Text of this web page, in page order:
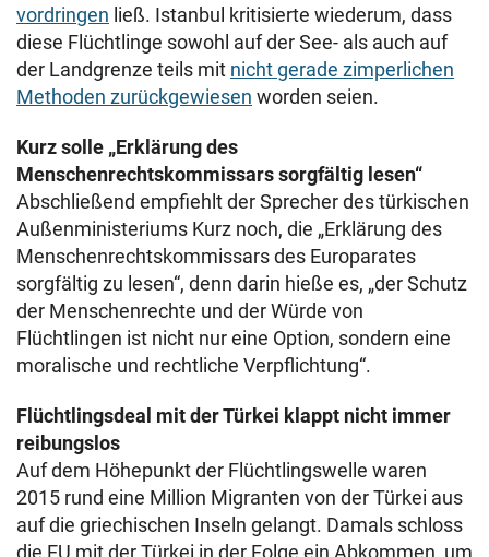
vordringen ließ. Istanbul kritisierte wiederum, dass
diese Flüchtlinge sowohl auf der See- als auch auf
der Landgrenze teils mit nicht gerade zimperlichen
Methoden zurückgewiesen worden seien.
Kurz solle „Erklärung des
Menschenrechtskommissars sorgfältig lesen“
Abschließend empfiehlt der Sprecher des türkischen
Außenministeriums Kurz noch, die „Erklärung des
Menschenrechtskommissars des Europarates
sorgfältig zu lesen“, denn darin hieße es, „der Schutz
der Menschenrechte und der Würde von
Flüchtlingen ist nicht nur eine Option, sondern eine
moralische und rechtliche Verpflichtung“.
Flüchtlingsdeal mit der Türkei klappt nicht immer
reibungslos
Auf dem Höhepunkt der Flüchtlingswelle waren
2015 rund eine Million Migranten von der Türkei aus
auf die griechischen Inseln gelangt. Damals schloss
die EU mit der Türkei in der Folge ein Abkommen, um